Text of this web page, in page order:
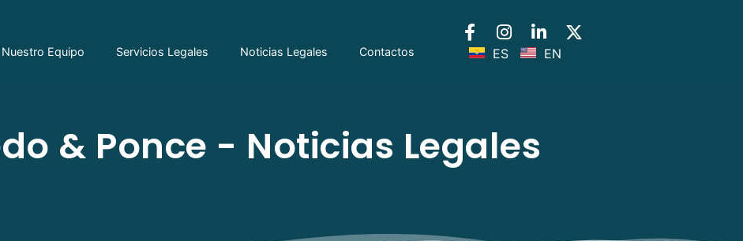
Nuestro Equipo Servicios Legales Noticias Legales Contactos ES EN
& Ponce - Noticias Legales